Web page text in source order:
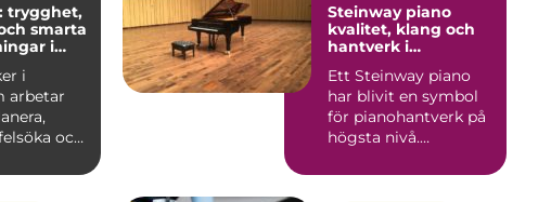
trygghet,
smarta
i
i
arbetar
och
Steinway piano
kvalitet, klang och
hantverk i
Ett Steinway piano
har blivit en symbol
för pianohantverk på
högsta nivå.
används på ko...